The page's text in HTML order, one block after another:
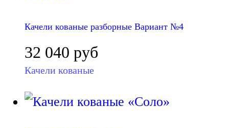
Качели кованые разборные Вариант №4
32 040 руб
Качели кованые